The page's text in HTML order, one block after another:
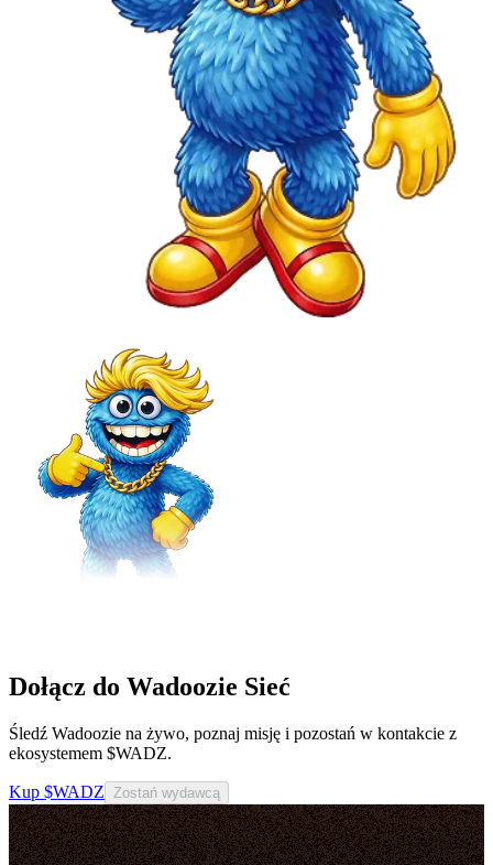
Dołącz do Wadoozie Sieć
Śledź Wadoozie na żywo, poznaj misję i pozostań w kontakcie z
ekosystemem $WADZ.
Kup $WADZ Zostań wydawcą